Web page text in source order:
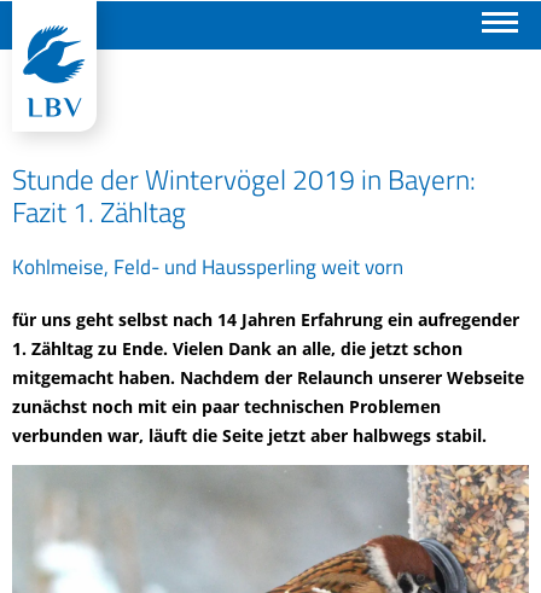
Stunde der Wintervögel 2019 in Bayern:
Fazit 1. Zähltag
Kohlmeise, Feld- und Haussperling weit vorn
für uns geht selbst nach 14 Jahren Erfahrung ein aufregender
1. Zähltag zu Ende. Vielen Dank an alle, die jetzt schon
mitgemacht haben. Nachdem der Relaunch unserer Webseite
zunächst noch mit ein paar technischen Problemen
verbunden war, läuft die Seite jetzt aber halbwegs stabil.